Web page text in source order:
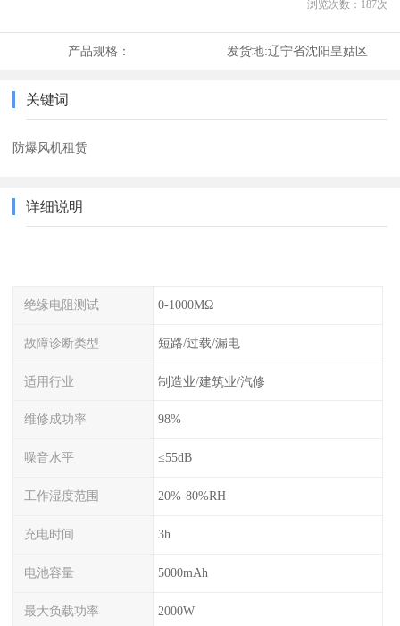
浏览次数： 187次
产品规格： 发货地:辽宁省沈阳皇姑区
关键词
防爆风机租赁
详细说明
绝缘电阻测试 0-1000MΩ
故障诊断类型 短路/过载/漏电
适用行业 制造业/建筑业/汽修
维修成功率 98%
噪音水平 ≤55dB
工作湿度范围 20%-80%RH
充电时间 3h
电池容量 5000mAh
最大负载功率 2000W